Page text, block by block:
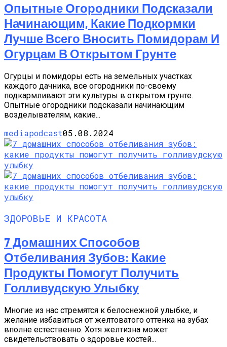
Опытные Огородники Подсказали
Начинающим, Какие Подкормки
Лучше Всего Вносить Помидорам И
Огурцам В Открытом Грунте
Огурцы и помидоры есть на земельных участках
каждого дачника, все огородники по-своему
подкармливают эти культуры в открытом грунте.
Опытные огородники подсказали начинающим
возделывателям, какие...
mediapodcast05.08.2024
ЗДОРОВЬЕ И КРАСОТА
7 Домашних Способов
Отбеливания Зубов: Какие
Продукты Помогут Получить
Голливудскую Улыбку
Многие из нас стремятся к белоснежной улыбке, и
желание избавиться от желтоватого оттенка на зубах
вполне естественно. Хотя желтизна может
свидетельствовать о здоровье костей...